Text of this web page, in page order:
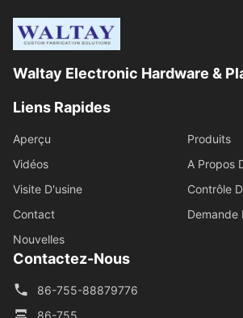
Waltay Electronic Hardware &
Liens Rapides
Aperçu
Produits
Vidéos
A Propos
Visite D'usine
Contrôle
Contact
Demande
Nouvelles
Contactez-Nous
86-755-88879776
86-755